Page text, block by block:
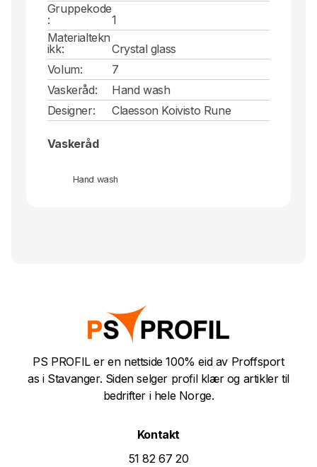
Gruppekode
:
1
Materialtekn
ikk:
Crystal glass
Volum:
7
Vaskeråd:
Hand wash
Designer:
Claesson Koivisto Rune
Vaskeråd
Hand wash
PS PROFIL er en nettside 100% eid av Proffsport
as i Stavanger. Siden selger profil klær og artikler til
bedrifter i hele Norge.
Kontakt
51 82 67 20